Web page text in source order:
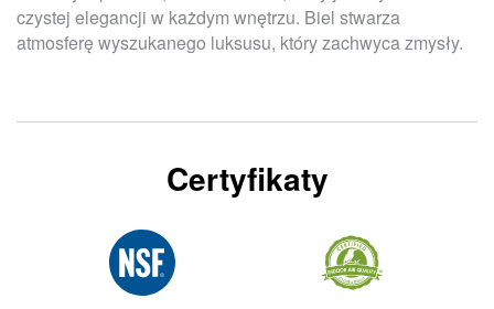
czystej elegancji w każdym wnętrzu. Biel stwarza
atmosferę wyszukanego luksusu, który zachwyca zmysły.
Certyfikaty